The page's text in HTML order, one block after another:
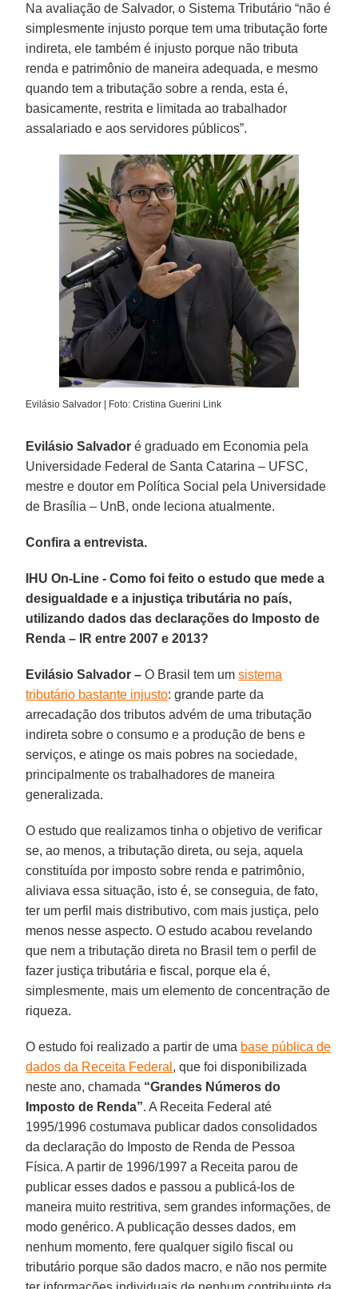
Na avaliação de Salvador, o Sistema Tributário “não é
simplesmente injusto porque tem uma tributação forte
indireta, ele também é injusto porque não tributa
renda e patrimônio de maneira adequada, e mesmo
quando tem a tributação sobre a renda, esta é,
basicamente, restrita e limitada ao trabalhador
assalariado e aos servidores públicos”.
Evilásio Salvador | Foto: Cristina Guerini Link
Evilásio Salvador é graduado em Economia pela
Universidade Federal de Santa Catarina – UFSC,
mestre e doutor em Política Social pela Universidade
de Brasília – UnB, onde leciona atualmente.
Confira a entrevista.
IHU On-Line - Como foi feito o estudo que mede a
desigualdade e a injustiça tributária no país,
utilizando dados das declarações do Imposto de
Renda – IR entre 2007 e 2013?
Evilásio Salvador – O Brasil tem umsistema
tributário bastante injusto: grande parte da
arrecadação dos tributos advém de uma tributação
indireta sobre o consumo e a produção de bens e
serviços, e atinge os mais pobres na sociedade,
principalmente os trabalhadores de maneira
generalizada.
O estudo que realizamos tinha o objetivo de verificar
se, ao menos, a tributação direta, ou seja, aquela
constituída por imposto sobre renda e patrimônio,
aliviava essa situação, isto é, se conseguia, de fato,
ter um perfil mais distributivo, com mais justiça, pelo
menos nesse aspecto. O estudo acabou revelando
que nem a tributação direta no Brasil tem o perfil de
fazer justiça tributária e fiscal, porque ela é,
simplesmente, mais um elemento de concentração de
riqueza.
O estudo foi realizado a partir de uma base pública de
dados da Receita Federal , que foi disponibilizada
neste ano, chamada “Grandes Números do
Imposto de Renda”. A Receita Federal até
1995/1996 costumava publicar dados consolidados
da declaração do Imposto de Renda de Pessoa
Física. A partir de 1996/1997 a Receita parou de
publicar esses dados e passou a publicá-los de
maneira muito restritiva, sem grandes informações, de
modo genérico. A publicação desses dados, em
nenhum momento, fere qualquer sigilo fiscal ou
tributário porque são dados macro, e não nos permite